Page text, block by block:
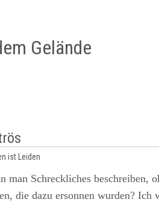
Gelände
ist Leiden
man Schreckliches beschreiben,
die dazu ersonnen wurden? Ich